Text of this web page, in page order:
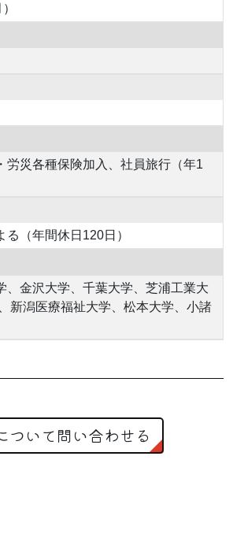
労災各種保険加入、社員旅行（年1
（年間休日120日）
、金沢大学、千葉大学、芝浦工業大
新潟医療福祉大学、松本大学、小諸
ついて問い合わせる